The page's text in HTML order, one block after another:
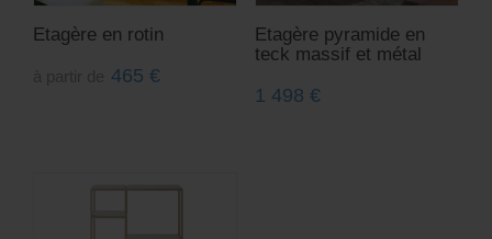
Etagère en rotin
465 €
Etagère pyramide en
teck massif et métal
1 498 €